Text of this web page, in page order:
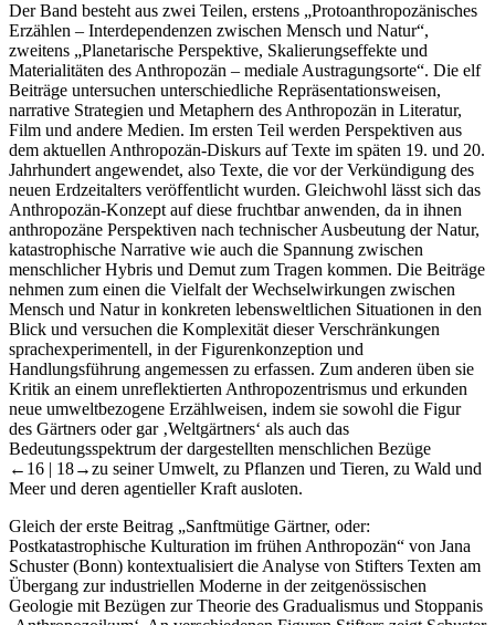
Erzählen – Interdependenzen zwischen Mensch und Natur“,
zweitens „Planetarische Perspektive, Skalierungseffekte und
Materialitäten des Anthropozän – mediale Austragungsorte“. Die elf
Beiträge untersuchen unterschiedliche Repräsentationsweisen,
narrative Strategien und Metaphern des Anthropozän in Literatur,
Film und andere Medien. Im ersten Teil werden Perspektiven aus
dem aktuellen Anthropozän-Diskurs auf Texte im späten 19. und 20.
Jahrhundert angewendet, also Texte, die vor der Verkündigung des
neuen Erdzeitalters veröffentlicht wurden. Gleichwohl lässt sich das
Anthropozän-Konzept auf diese fruchtbar anwenden, da in ihnen
anthropozäne Perspektiven nach technischer Ausbeutung der Natur,
katastrophische Narrative wie auch die Spannung zwischen
menschlicher Hybris und Demut zum Tragen kommen. Die Beiträge
nehmen zum einen die Vielfalt der Wechselwirkungen zwischen
Mensch und Natur in konkreten lebensweltlichen Situationen in den
Blick und versuchen die Komplexität dieser Verschränkungen
sprachexperimentell, in der Figurenkonzeption und
Handlungsführung angemessen zu erfassen. Zum anderen üben sie
Kritik an einem unreflektierten Anthropozentrismus und erkunden
neue umweltbezogene Erzählweisen, indem sie sowohl die Figur
des Gärtners oder gar ‚Weltgärtners‘ als auch das
Bedeutungsspektrum der dargestellten menschlichen Bezüge
←16 |18→zu seiner Umwelt, zu Pflanzen und Tieren, zu Wald und
Meer und deren agentieller Kraft ausloten.
Postkatastrophische Kulturation im frühen Anthropozän“ von Jana
Schuster (Bonn) kontextualisiert die Analyse von Stifters Texten am
Übergang zur industriellen Moderne in der zeitgenössischen
Geologie mit Bezügen zur Theorie des Gradualismus und Stoppanis
‚Anthropozoikum‘. An verschiedenen Figuren Stifters zeigt Schuster